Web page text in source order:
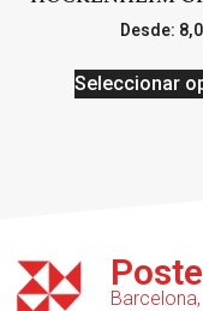
Desde:
Seleccionar